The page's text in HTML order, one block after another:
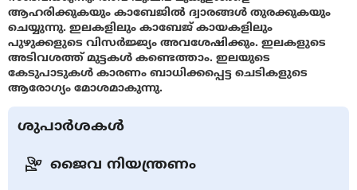
ആഹരിക്കുകയും കാബേജില്‍ ദ്വാരങ്ങൾ തുരക്കുകയും
ചെയ്യുന്നു. ഇലകളിലും കാബേജ് കായകളിലും
പുഴുക്കളുടെ വിസർജ്ജ്യം അവശേഷിക്കും. ഇലകളുടെ
അടിവശത്ത് മുട്ടകൾ കണ്ടെത്താം. ഇലയുടെ
കേടുപാടുകൾ കാരണം ബാധിക്കപ്പെട്ട ചെടികളുടെ
ആരോഗ്യം മോശമാകുന്നു.
ശുപാർശകൾ
ജൈവ നിയന്ത്രണം